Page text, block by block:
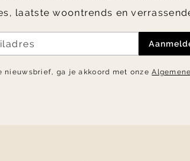
laatste woontrends en
nieuwsbrief, ga je akkoord met onze